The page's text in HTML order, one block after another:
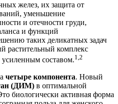
желез, их защита от
уменьшение
и отечности груди,
и функций
таких деликатных задач
растительный комплекс
составом.1,2
четыре компонента. Новый
(ДИМ) в оптимальной
биологически активная форма